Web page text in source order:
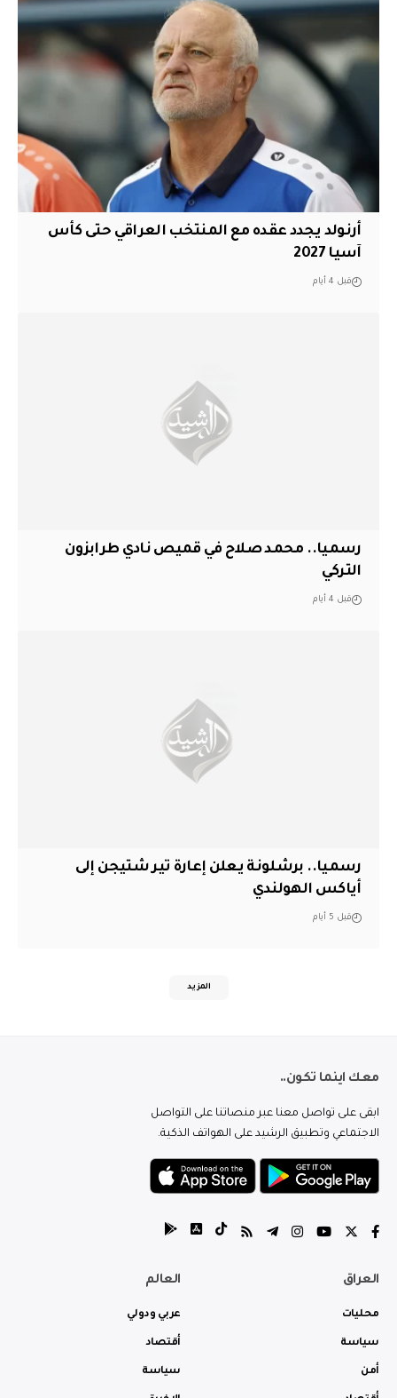
أرنولد يجدد عقده مع المنتخب العراقي حتى كأس
آسيا 2027
قبل 4 أيام
رسميا.. محمد صلاح في قميص نادي طرابزون
التركي
قبل 4 أيام
رسميا.. برشلونة يعلن إعارة تير شتيجن إلى
أياكس الهولندي
قبل 5 أيام
المزيد
معك اينما تكون..
ابقى على تواصل معنا عبر منصاتنا على التواصل
الاجتماعي وتطبيق الرشيد على الهواتف الذكية.
العراق
محليات
سياسة
أمن
العالم
عربي ودولي
أقتصاد
سياسة